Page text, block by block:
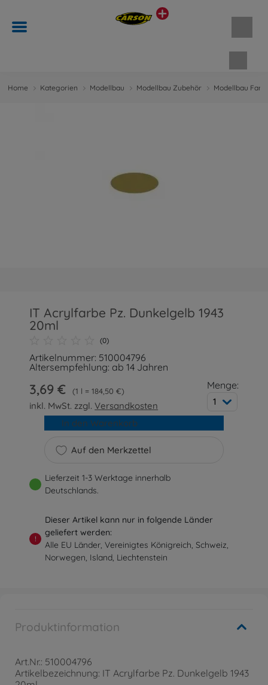
Home Kategorien Modellbau Modellbau Zubehör Modellbau
IT Acrylfarbe Pz. Dunkelgelb 1943
20ml
(0)
Artikelnummer: 510004796
Altersempfehlung: ab 14 Jahren
3,69 € 1 l = 184,50 €
inkl. MwSt. zzgl.Versandkosten
Menge:
1
Auf den Merkzettel
In den Warenkorb
Lieferzeit 1-3 Werktage innerhalb
Deutschlands.
!
Dieser Artikel kann nur in folgende Länder
geliefert werden:
Alle EU Länder, Vereinigtes Königreich, Schweiz,
Norwegen, Island, Liechtenstein
Produktinformation
Art.Nr.: 510004796
Artikelbezeichnung: IT Acrylfarbe Pz. Dunkelgelb 1943